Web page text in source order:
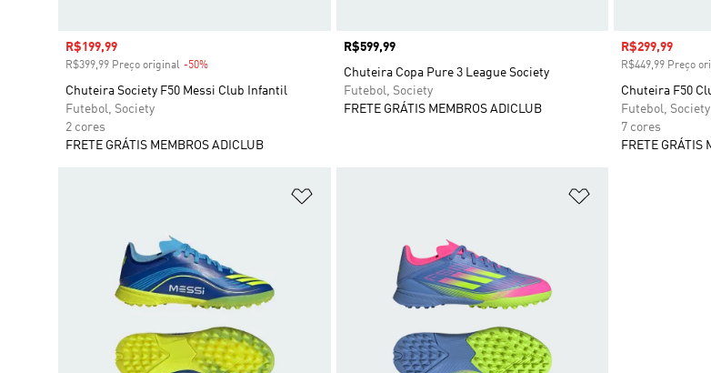
Preço com desconto
R$199,99
R$399,99 Preço original -50%
Chuteira Society F50 Messi Club Infantil
Futebol, Society
2 cores
FRETE GRÁTIS MEMBROS ADICLUB
Preço
R$599,99
Chuteira Copa Pure 3 League Society
Futebol, Society
FRETE GRÁTIS MEMBROS ADICLUB
Preço com
R$299,99
R$449,99 Preço
Chuteira F50
Futebol, Society
7 cores
FRETE GRÁTIS